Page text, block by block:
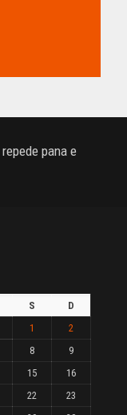
repede pana e
S
D
1
2
8
9
15
16
22
23